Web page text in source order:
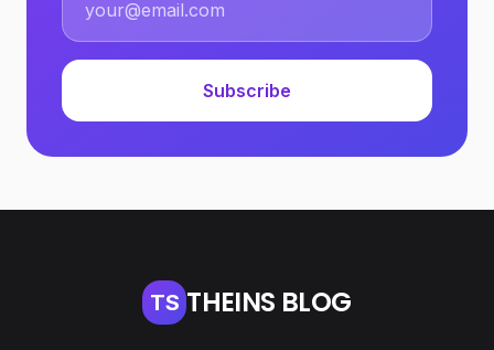
Subscribe
TS THEINS BLOG